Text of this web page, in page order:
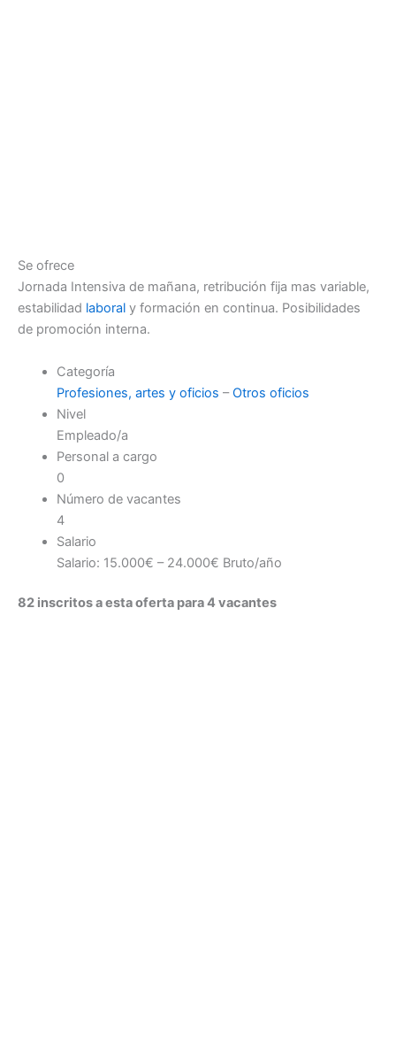
Se ofrece
Jornada Intensiva de mañana, retribución fija mas variable,
estabilidad laboral y formación en continua. Posibilidades
de promoción interna.
Categoría
Profesiones, artes y oficios –Otros oficios
Nivel
Empleado/a
Personal a cargo
0
Número de vacantes
4
Salario
Salario: 15.000€ – 24.000€ Bruto/año
82 inscritos a esta oferta para 4 vacantes